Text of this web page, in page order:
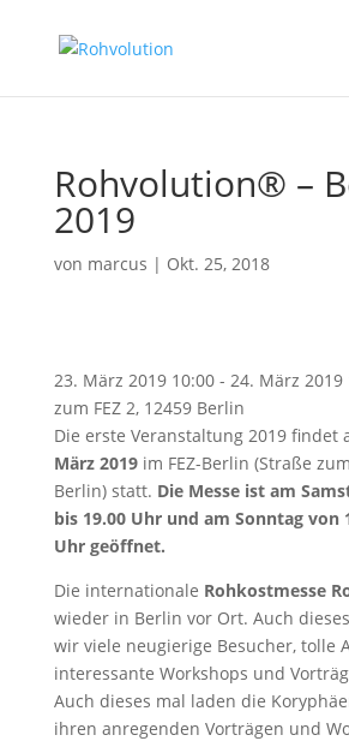
Rohvolution® –
2019
von marcus | Okt. 25, 2018
23. März 2019 10:00 - 24. März 2019
zum FEZ 2, 12459 Berlin
Die erste Veranstaltung 2019 findet
März 2019im FEZ-Berlin (Straße
Berlin) statt. Die Messe ist am
bis 19.00 Uhr und am Sonntag von
Uhr geöffnet.
Die internationale Rohkostmesse
wieder in Berlin vor Ort. Auch
wir viele neugierige Besucher, tolle
interessante Workshops und
Auch dieses mal laden die
ihren anregenden Vorträgen und